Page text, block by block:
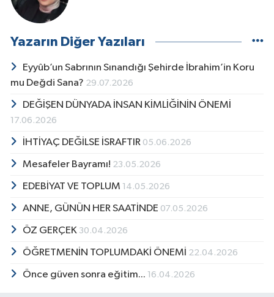
Yazarın Diğer Yazıları
Eyyûb’un Sabrının Sınandığı Şehirde İbrahim’in Koru
mu Değdi Sana? 29.07.2026
DEĞİŞEN DÜNYADA İNSAN KİMLİĞİNİN ÖNEMİ
17.06.2026
İHTİYAÇ DEĞİLSE İSRAFTIR 05.06.2026
Mesafeler Bayramı! 23.05.2026
EDEBİYAT VE TOPLUM 14.05.2026
ANNE, GÜNÜN HER SAATİNDE 07.05.2026
ÖZ GERÇEK 30.04.2026
ÖĞRETMENİN TOPLUMDAKİ ÖNEMİ 22.04.2026
Önce güven sonra eğitim... 16.04.2026